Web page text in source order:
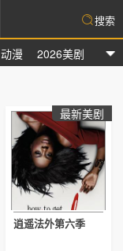
动漫 2026美剧
搜索
最新美剧
逍遥法外第六季